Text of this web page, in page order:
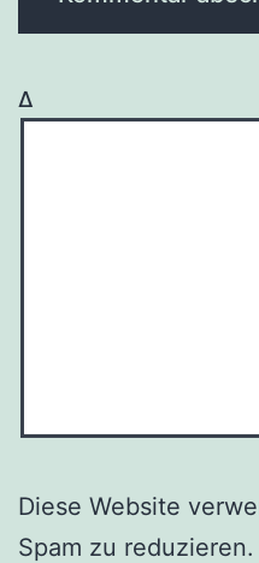
Δ
Diese Website
Spam zu reduzieren.